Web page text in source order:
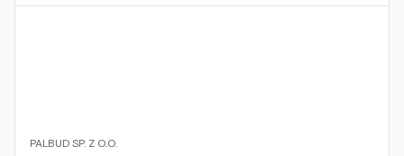
PALBUD SP. Z O.O.